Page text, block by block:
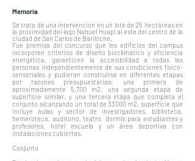
Memoria
Se trata de una intervención en un lote de 25 hectáreas en
la proximidad del lago Nahuel Huapi al este del centro de la
ciudad de San Carlos de Bariloche.
Fue premisa del concurso que los edificios del campus
incorporen criterios de diseño bioclimático y eficiencia
energética, garanticen la accesibilidad a todas las
personas independientemente de sus condiciones físico-
sensoriales y pudieran construirse en diferentes etapas
por razones presupuestarias: una primera de
aproximadamente 5.700 m2, una segunda etapa de
superficie similar, y una tercera etapa que completa el
conjunto alcanzando un total de 33000 m2, superficie que
incluye aulas y sector de investigadores, biblioteca,
hemeroteca, auditorio, teatro, dormis para estudiantes y
profesores, hotel escuela y un área deportiva con
instalaciones cubiertas.
Conjunto